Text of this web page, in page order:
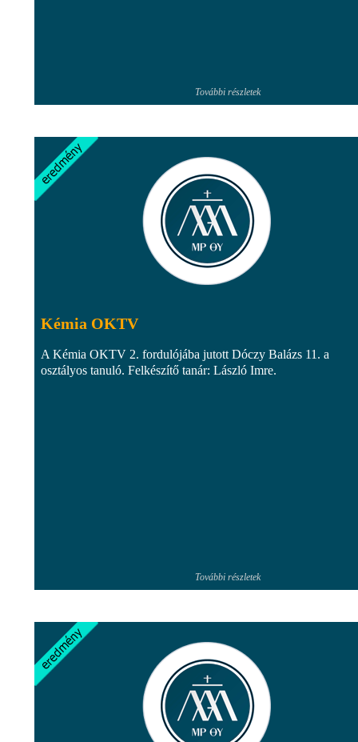
További részletek
Kémia OKTV
A Kémia OKTV 2. fordulójába jutott Dóczy Balázs 11. a
osztályos tanuló. Felkészítő tanár: László Imre.
További részletek